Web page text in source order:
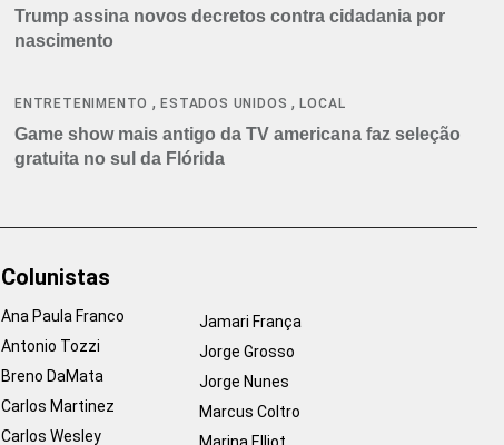
Trump assina novos decretos contra cidadania por
nascimento
ENTRETENIMENTO ,ESTADOS UNIDOS ,LOCAL
Game show mais antigo da TV americana faz seleção
gratuita no sul da Flórida
Colunistas
Ana Paula Franco
Antonio Tozzi
Breno DaMata
Carlos Martinez
Carlos Wesley
Jamari França
Jorge Grosso
Jorge Nunes
Marcus Coltro